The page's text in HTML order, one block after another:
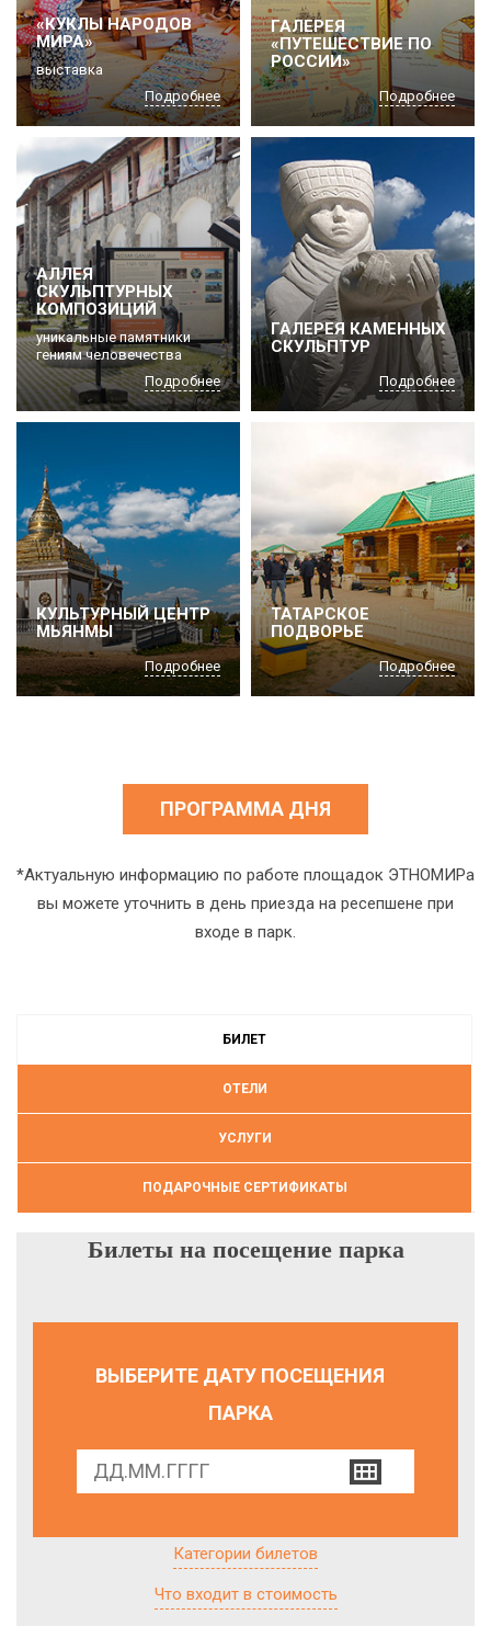
«КУКЛЫ НАРОДОВ
МИРА»
выставка
Подробнее
ГАЛЕРЕЯ
«ПУТЕШЕСТВИЕ ПО
РОССИИ»
Подробнее
АЛЛЕЯ
СКУЛЬПТУРНЫХ
КОМПОЗИЦИЙ
уникальные памятники
гениям человечества
Подробнее
ГАЛЕРЕЯ КАМЕННЫХ
СКУЛЬПТУР
Подробнее
КУЛЬТУРНЫЙ ЦЕНТР
МЬЯНМЫ
Подробнее
ТАТАРСКОЕ
ПОДВОРЬЕ
Подробнее
ПРОГРАММА ДНЯ
*Актуальную информацию по работе площадок ЭТНОМИРа
вы можете уточнить в день приезда на ресепшене при
входе в парк.
БИЛЕТ
ОТЕЛИ
УСЛУГИ
ПОДАРОЧНЫЕ СЕРТИФИКАТЫ
Билеты на посещение парка
ВЫБЕРИТЕ ДАТУ ПОСЕЩЕНИЯ
ПАРКА
Категории билетов
Что входит в стоимость